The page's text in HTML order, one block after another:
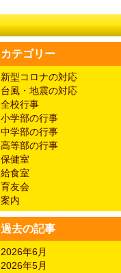
カテゴリー
新型コロナの対応
台風・地震の対応
全校行事
小学部の行事
中学部の行事
高等部の行事
保健室
給食室
育友会
案内
過去の記事
2026年6月
2026年5月